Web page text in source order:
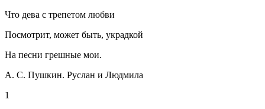
Что дева с трепетом любви
Посмотрит, может быть, украдкой
На песни грешные мои.
А. С. Пушкин. Руслан и Людмила
1